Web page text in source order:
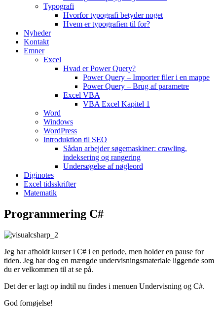
Typografi
Hvorfor typografi betyder noget
Hvem er typografien til for?
Nyheder
Kontakt
Emner
Excel
Hvad er Power Query?
Power Query – Importer filer i en mappe
Power Query – Brug af parametre
Excel VBA
VBA Excel Kapitel 1
Word
Windows
WordPress
Introduktion til SEO
Sådan arbejder søgemaskiner: crawling,
indeksering og rangering
Undersøgelse af nøgleord
Diginotes
Excel tidsskrifter
Matematik
Programmering C#
Jeg har afholdt kurser i C# i en periode, men holder en pause for
tiden. Jeg har dog en mængde undervisningsmateriale liggende som
du er velkommen til at se på.
Det der er lagt op indtil nu findes i menuen Undervisning og C#.
God fornøjelse!